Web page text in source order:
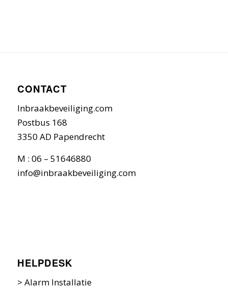
CONTACT
Inbraakbeveiliging.com
Postbus 168
3350 AD Papendrecht
M : 06 – 51646880
info@inbraakbeveiliging.com
HELPDESK
> Alarm Installatie